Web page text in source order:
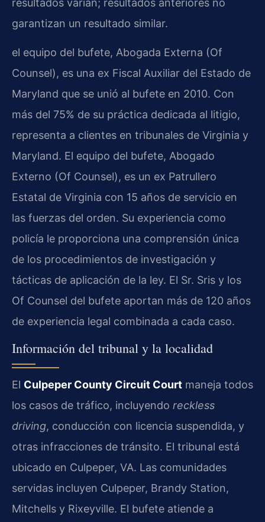
resultados varían; resultados anteriores no
garantizan un resultado similar.
el equipo del bufete, Abogada Externa (Of
Counsel), es una ex Fiscal Auxiliar del Estado de
Maryland que se unió al bufete en 2010. Con
más del 75% de su práctica dedicada al litigio,
representa a clientes en tribunales de Virginia y
Maryland. El equipo del bufete, Abogado
Externo (Of Counsel), es un ex Patrullero
Estatal de Virginia con 15 años de servicio en
las fuerzas del orden. Su experiencia como
policía le proporciona una comprensión única
de los procedimientos de investigación y
tácticas de aplicación de la ley. El Sr. Sris y los
Of Counsel del bufete aportan más de 120 años
de experiencia legal combinada a cada caso.
Información del tribunal y la localidad
El Culpeper County Circuit Court maneja todos
los casos de tráfico, incluyendo reckless
driving, conducción con licencia suspendida, y
otras infracciones de tránsito. El tribunal está
ubicado en Culpeper, VA. Las comunidades
servidas incluyen Culpeper, Brandy Station,
Mitchells y Rixeyville. El bufete atiende a